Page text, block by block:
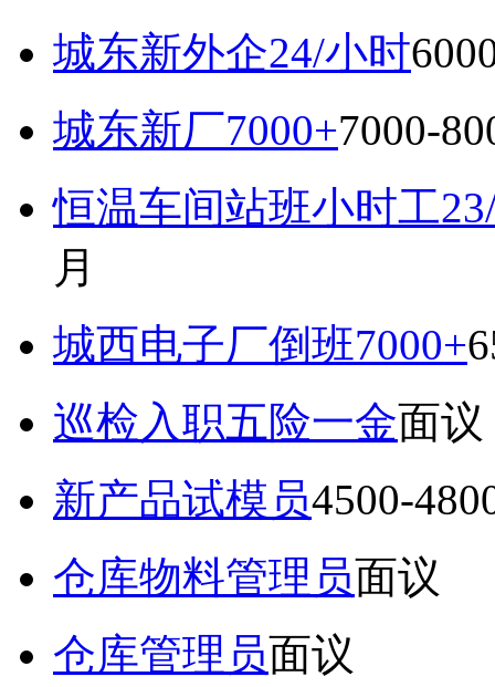
城东新外企24/小时
城东新厂7000+7000-
恒温车间站班小时工
月
城西电子厂倒班7000+
巡检入职五险一金面议
新产品试模员4500-
仓库物料管理员面议
仓库管理员面议